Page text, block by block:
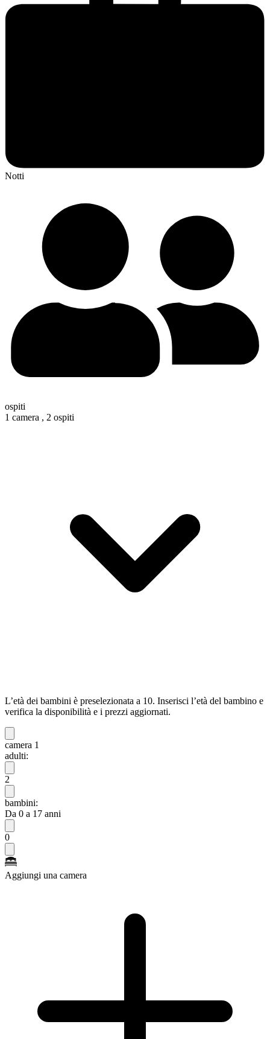
Notti
ospiti
1 camera , 2 ospiti
L’età dei bambini è preselezionata a 10. Inserisci l’età del bambino e
verifica la disponibilità e i prezzi aggiornati.
camera 1
adulti:
2
bambini:
Da 0 a 17 anni
0
Aggiungi una camera